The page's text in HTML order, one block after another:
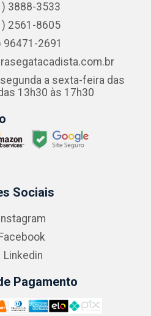
3888-3533
2561-8605
96471-2691
a sexta-feira das
13h30 às 17h30
Sociais
Instagram
Facebook
Linkedin
Pagamento